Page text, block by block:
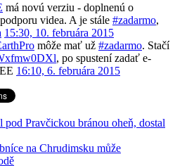
má novú verziu - doplnenú o
videa. A je stále #zadarmo,
15:30, 10. februára 2015
môže mať už #zadarmo. Stačí
, po spustení zadať e-
16:10, 6. februára 2015
pod Pravčickou bránou oheň, dostal
na Chrudimsku může